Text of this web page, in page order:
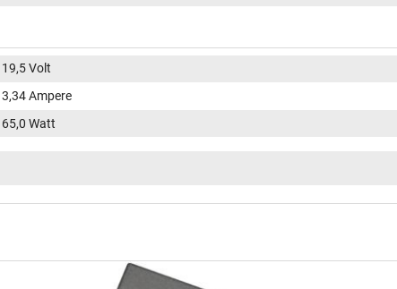
19,5 Volt
3,34 Ampere
65,0 Watt
Funktions-LED im Stecker